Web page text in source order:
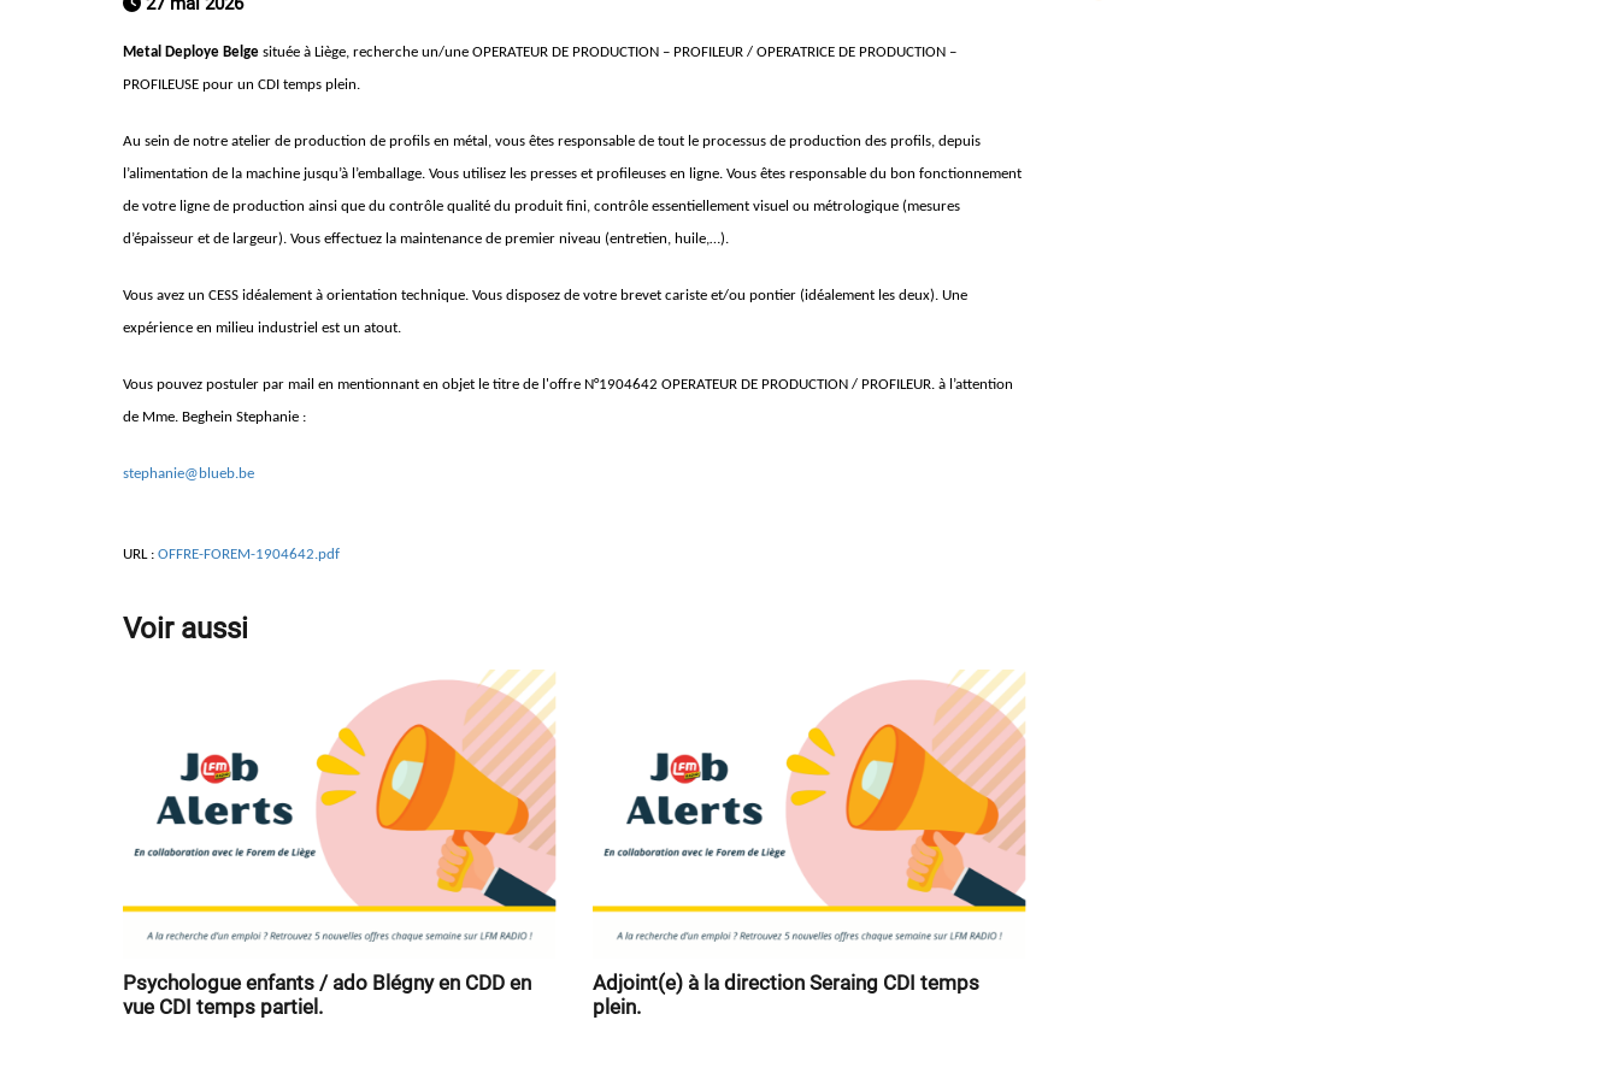
Metal Deploye Belge située à Liège, recherche un/une OPERATEUR DE PRODUCTION – PROFILEUR / OPERATRICE DE PRODUCTION –
PROFILEUSE pour un CDI temps plein.
Au sein de notre atelier de production de profils en métal, vous êtes responsable de tout le processus de production des profils, depuis
l’alimentation de la machine jusqu’à l’emballage. Vous utilisez les presses et profileuses en ligne. Vous êtes responsable du bon fonctionnement
de votre ligne de production ainsi que du contrôle qualité du produit fini, contrôle essentiellement visuel ou métrologique (mesures
d’épaisseur et de largeur). Vous effectuez la maintenance de premier niveau (entretien, huile,…).
Vous avez un CESS idéalement à orientation technique. Vous disposez de votre brevet cariste et/ou pontier (idéalement les deux). Une
expérience en milieu industriel est un atout.
Vous pouvez postuler par mail en mentionnant en objet le titre de l'offre N°1904642 OPERATEUR DE PRODUCTION / PROFILEUR. à l’attention
de Mme. Beghein Stephanie :
stephanie@blueb.be
URL : OFFRE-FOREM-1904642.pdf
Voir aussi
Psychologue enfants / ado Blégny en CDD en
vue CDI temps partiel.
Adjoint(e) à la direction Seraing CDI temps
plein.